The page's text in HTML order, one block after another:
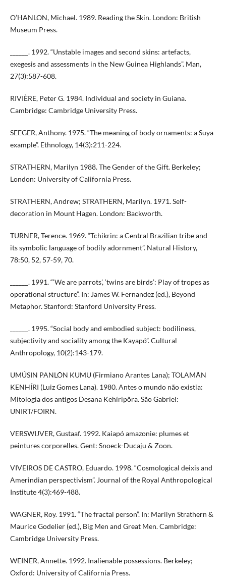
O’HANLON, Michael. 1989. Reading the Skin. London: British
Museum Press.
______. 1992. “Unstable images and second skins: artefacts,
exegesis and assessments in the New Guinea Highlands”. Man,
27(3):587-608.
RIVIÈRE, Peter G. 1984. Individual and society in Guiana.
Cambridge: Cambridge University Press.
SEEGER, Anthony. 1975. “The meaning of body ornaments: a Suya
example”. Ethnology, 14(3):211-224.
STRATHERN, Marilyn 1988. The Gender of the Gift. Berkeley;
London: University of California Press.
STRATHERN, Andrew; STRATHERN, Marilyn. 1971. Self-
decoration in Mount Hagen. London: Backworth.
TURNER, Terence. 1969. “Tchikrin: a Central Brazilian tribe and
its symbolic language of bodily adornment”. Natural History,
78:50, 52, 57-59, 70.
______. 1991. “‘We are parrots’, ‘twins are birds’: Play of tropes as
operational structure”. In: James W. Fernandez (ed.), Beyond
Metaphor. Stanford: Stanford University Press.
______. 1995. “Social body and embodied subject: bodiliness,
subjectivity and sociality among the Kayapó”. Cultural
Anthropology, 10(2):143-179.
UMÚSIN PANLÕN KUMU (Firmiano Arantes Lana); TOLAMÃN
KENHÍRI (Luiz Gomes Lana). 1980. Antes o mundo não existia:
Mitologia dos antigos Desana Këhíripõra. São Gabriel:
UNIRT/FOIRN.
VERSWIJVER, Gustaaf. 1992. Kaiapó amazonie: plumes et
peintures corporelles. Gent: Snoeck-Ducaju & Zoon.
VIVEIROS DE CASTRO, Eduardo. 1998. “Cosmological deixis and
Amerindian perspectivism”. Journal of the Royal Anthropological
Institute 4(3):469-488.
WAGNER, Roy. 1991. “The fractal person”. In: Marilyn Strathern &
Maurice Godelier (ed.), Big Men and Great Men. Cambridge:
Cambridge University Press.
WEINER, Annette. 1992. Inalienable possessions. Berkeley;
Oxford: University of California Press.